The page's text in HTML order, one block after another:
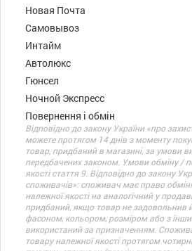
Новая Почта
Самовывоз
Интайм
Автолюкс
Гюнсел
Ночной Экспресс
Повернення і обмін
Відповідно до закону України «про
можете протягом 14 днів з моменту
товар, придбаний в магазині, за умови
передбачених законом. Умови обміну /
якості стаття 9. Відповідно до закону
споживачів»: споживач має право
належної якості на аналогічний у
придбаний, якщо товар не задовольнив
фасоном, кольором, розміром або з
використаний за призначенням.
товару належної якості протягом